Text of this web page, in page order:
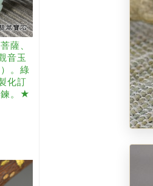
薩、
音玉
。綠
化訂
鍊。★